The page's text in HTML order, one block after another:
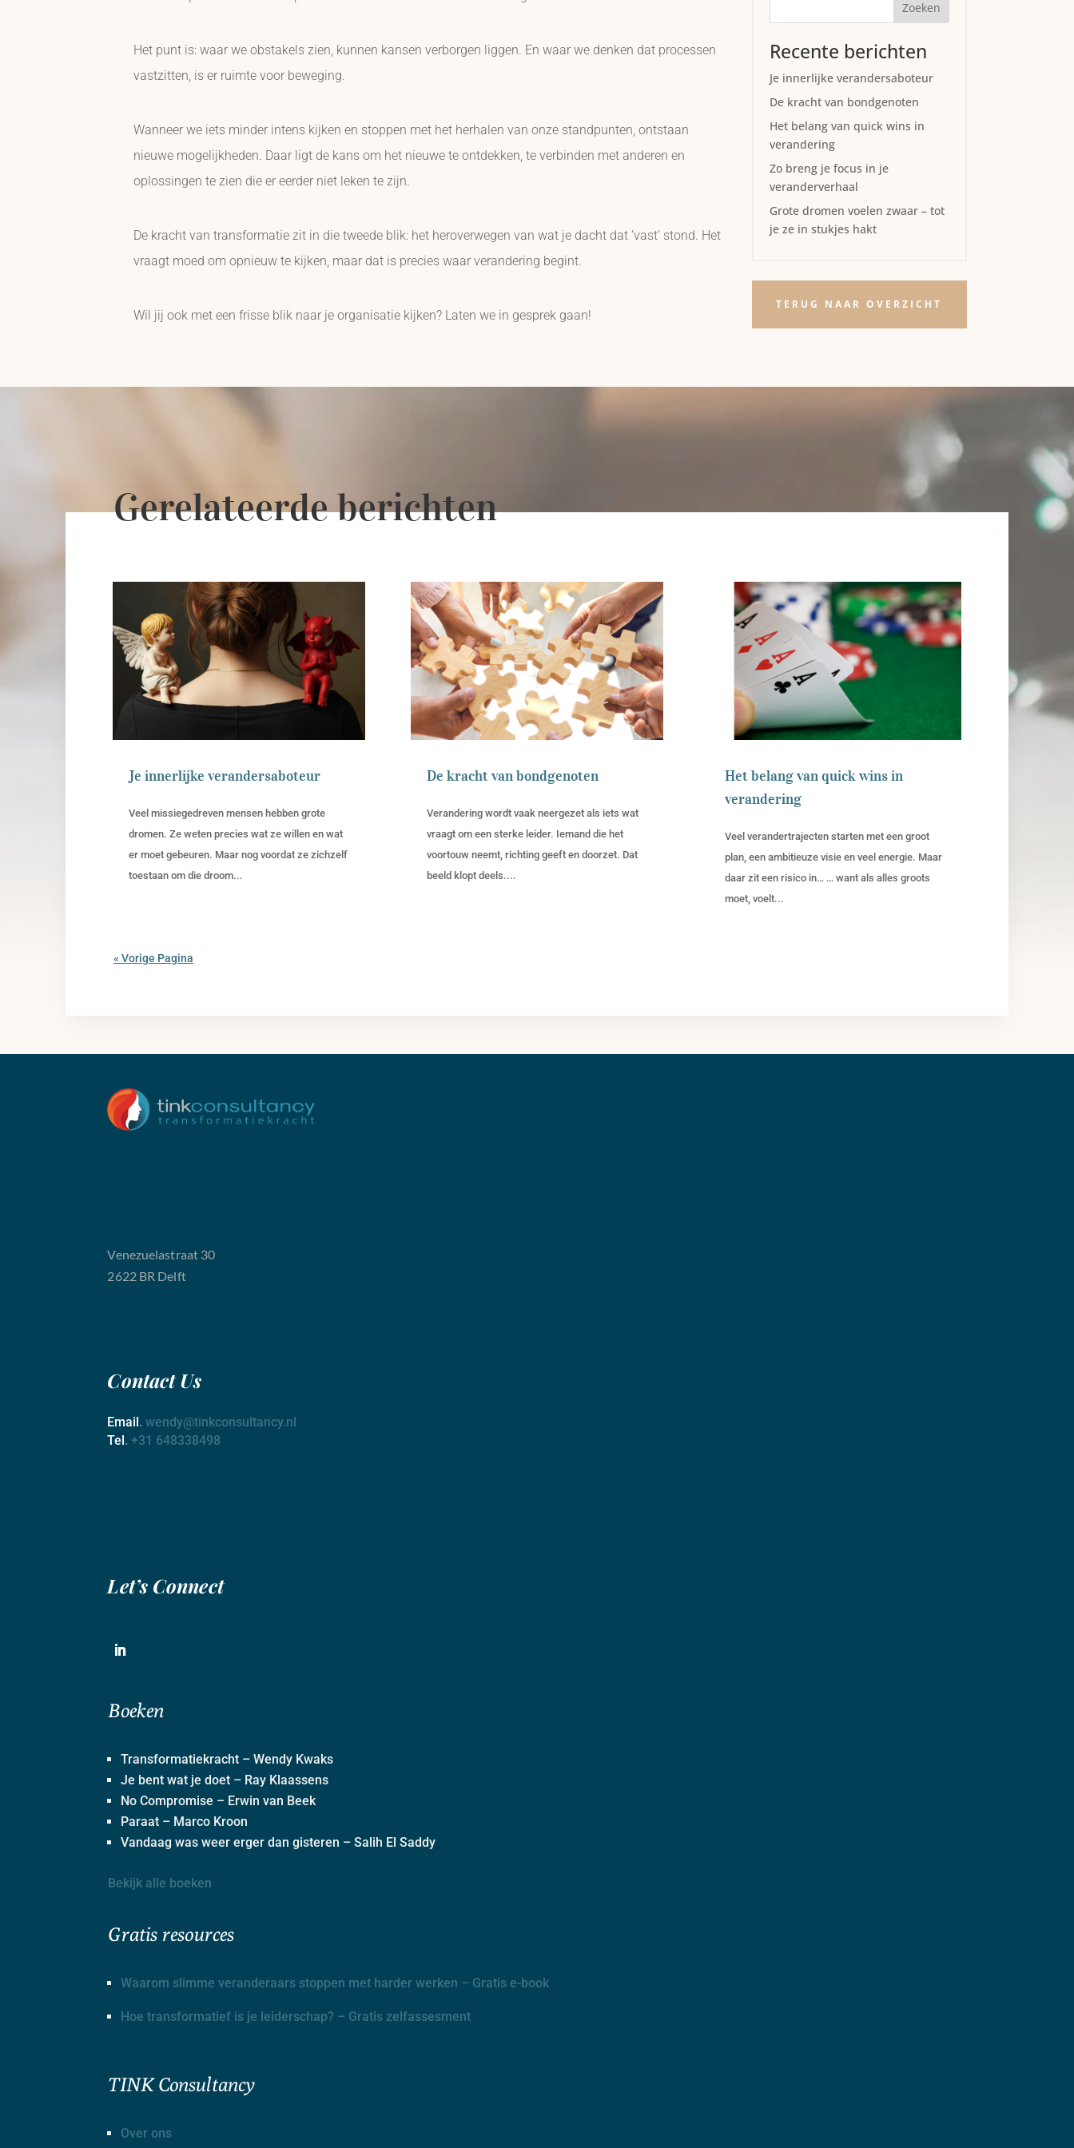
Het punt is: waar we obstakels zien, kunnen kansen verborgen liggen. En waar we denken dat processen
vastzitten, is er ruimte voor beweging.
Wanneer we iets minder intens kijken en stoppen met het herhalen van onze standpunten, ontstaan
nieuwe mogelijkheden. Daar ligt de kans om het nieuwe te ontdekken, te verbinden met anderen en
oplossingen te zien die er eerder niet leken te zijn.
De kracht van transformatie zit in die tweede blik: het heroverwegen van wat je dacht dat ‘vast’ stond. Het
vraagt moed om opnieuw te kijken, maar dat is precies waar verandering begint.
Wil jij ook met een frisse blik naar je organisatie kijken? Laten we in gesprek gaan!
Zoeken
Recente berichten
Je innerlijke verandersaboteur
De kracht van bondgenoten
Het belang van quick wins in
verandering
Zo breng je focus in je
veranderverhaal
Grote dromen voelen zwaar – tot
je ze in stukjes hakt
TERUG NAAR OVERZICHT
Gerelateerde berichten
Je innerlijke verandersaboteur
Veel missiegedreven mensen hebben grote
dromen. Ze weten precies wat ze willen en wat
er moet gebeuren. Maar nog voordat ze zichzelf
toestaan om die droom...
De kracht van bondgenoten
Verandering wordt vaak neergezet als iets wat
vraagt om een sterke leider. Iemand die het
voortouw neemt, richting geeft en doorzet. Dat
beeld klopt deels....
Het belang van quick wins in
verandering
Veel verandertrajecten starten met een groot
plan, een ambitieuze visie en veel energie. Maar
daar zit een risico in… … want als alles groots
moet, voelt...
« Vorige Pagina
Venezuelastraat 30
2622 BR Delft
ContactUs
Email.wendy@tinkconsultancy.nl
Tel.+31 648338498
Let’s Connect
Boeken
Transformatiekracht – Wendy Kwaks
Je bent wat je doet – Ray Klaassens
No Compromise – Erwin van Beek
Paraat – Marco Kroon
Vandaag was weer erger dan gisteren – Salih El Saddy
Bekijk alle boeken
Gratis resources
Waarom slimme veranderaars stoppen met harder werken – Gratis e-book
Hoe transformatief is je leiderschap? – Gratis zelfassesment
TINK Consultancy
Over ons